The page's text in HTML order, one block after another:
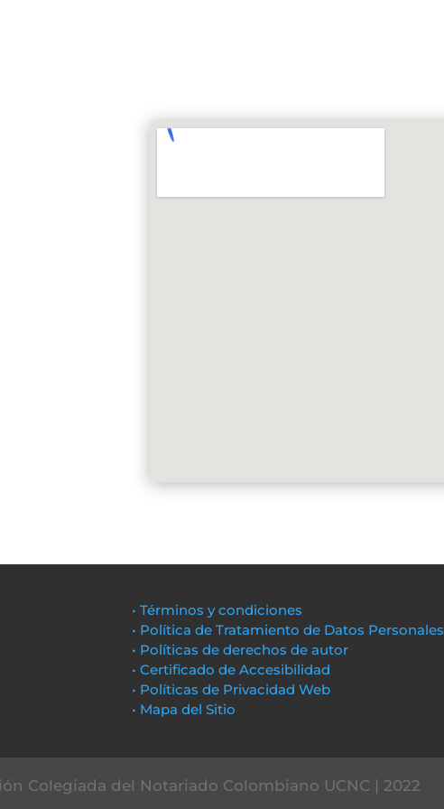
• Términos y condiciones
• Política de Tratamiento de Datos Personales
• Políticas de derechos de autor
• Certificado de Accesibilidad
• Políticas de Privacidad Web
• Mapa del Sitio
Colegiada del Notariado Colombiano UCNC | 2022